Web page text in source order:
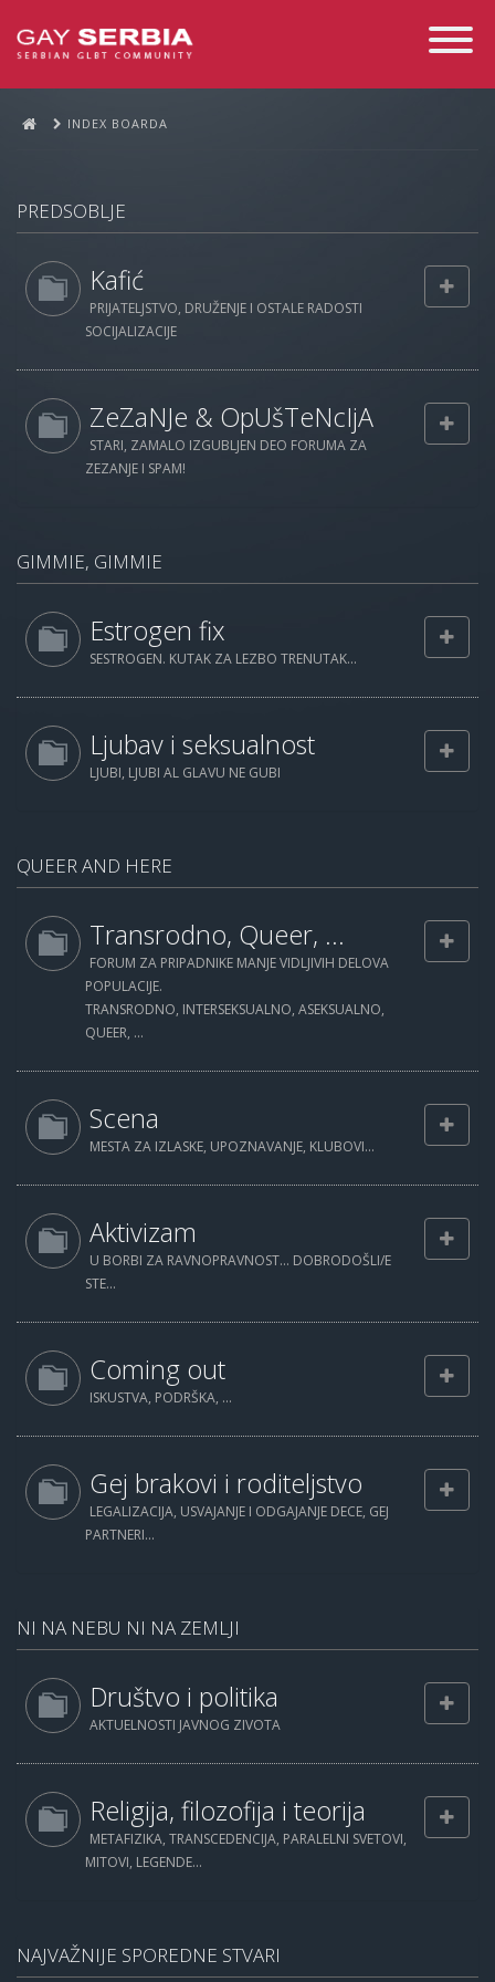
Toggle
INDEX BOARDA
PREDSOBLJE
Kafić
PRIJATELJSTVO, DRUŽENJE I OSTALE RADOSTI
SOCIJALIZACIJE
ZeZaNJe & OpUšTeNcIjA
STARI, ZAMALO IZGUBLJEN DEO FORUMA ZA
ZEZANJE I SPAM!
GIMMIE, GIMMIE
Estrogen fix
SESTROGEN. KUTAK ZA LEZBO TRENUTAK...
Ljubav i seksualnost
LJUBI, LJUBI AL GLAVU NE GUBI
QUEER AND HERE
Transrodno, Queer, ...
FORUM ZA PRIPADNIKE MANJE VIDLJIVIH DELOVA
POPULACIJE.
TRANSRODNO, INTERSEKSUALNO, ASEKSUALNO,
QUEER, ...
Scena
MESTA ZA IZLASKE, UPOZNAVANJE, KLUBOVI...
Aktivizam
U BORBI ZA RAVNOPRAVNOST... DOBRODOŠLI/E
STE...
Coming out
ISKUSTVA, PODRŠKA, ...
Gej brakovi i roditeljstvo
LEGALIZACIJA, USVAJANJE I ODGAJANJE DECE, GEJ
PARTNERI...
NI NA NEBU NI NA ZEMLJI
Društvo i politika
AKTUELNOSTI JAVNOG ZIVOTA
Religija, filozofija i teorija
METAFIZIKA, TRANSCEDENCIJA, PARALELNI SVETOVI,
MITOVI, LEGENDE...
NAJVAŽNIJE SPOREDNE STVARI